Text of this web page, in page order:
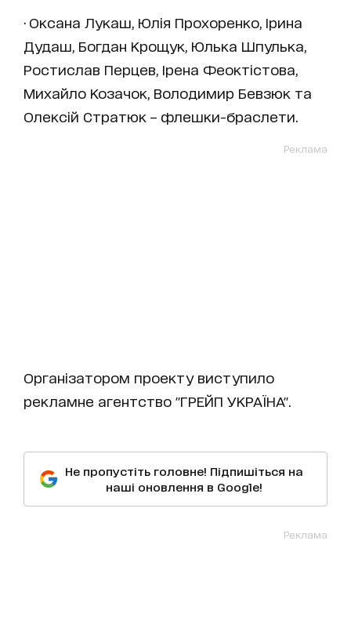
· Оксана Лукаш, Юлія Прохоренко, Ірина
Дудаш, Богдан Крощук, Юлька Шпулька,
Ростислав Перцев, Ірена Феоктістова,
Михайло Козачок, Володимир Бевзюк та
Олексій Стратюк – флешки-браслети.
Реклама
Організатором проекту виступило
рекламне агентство "ГРЕЙП УКРАЇНА".
Не пропустіть головне! Підпишіться на
наші оновлення в Google!
Реклама